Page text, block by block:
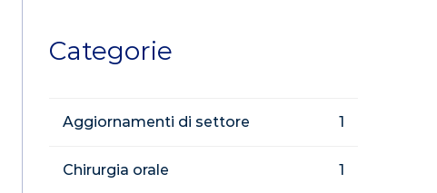
Categorie
Aggiornamenti di settore 1
Chirurgia orale 1